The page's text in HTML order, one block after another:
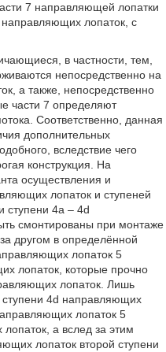
7 направляющей лопатки
лопаток, с
в частности, тем,
непосредственно на
а также, непосредственно
части 7 определяют
Соответственно, данная
дополнительных
вследствие чего
конструкция. На
осуществления и
лопаток и ступеней
ступени 4а – 4d
смонтированы при монтаже
другом в определённой
лопаток 5
лопаток, которые прочно
лопаток. Лишь
ступени 4d направляющих
лопаток 5
а вслед за этим
лопаток второй ступени